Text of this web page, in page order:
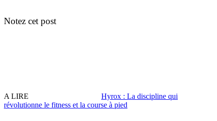
Notez cet post
A LIRE
Hyrox : La discipline qui
révolutionne le fitness et la course à pied